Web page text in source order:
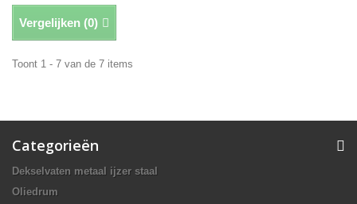
Vergelijken (0)
Toont 1 - 7 van de 7 items
Categorieën
Dekselvaten metaal ijzer staal
Oliedrum